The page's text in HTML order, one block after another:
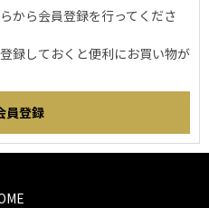
から会員登録を行ってくださ
録しておくと便利にお買い物が